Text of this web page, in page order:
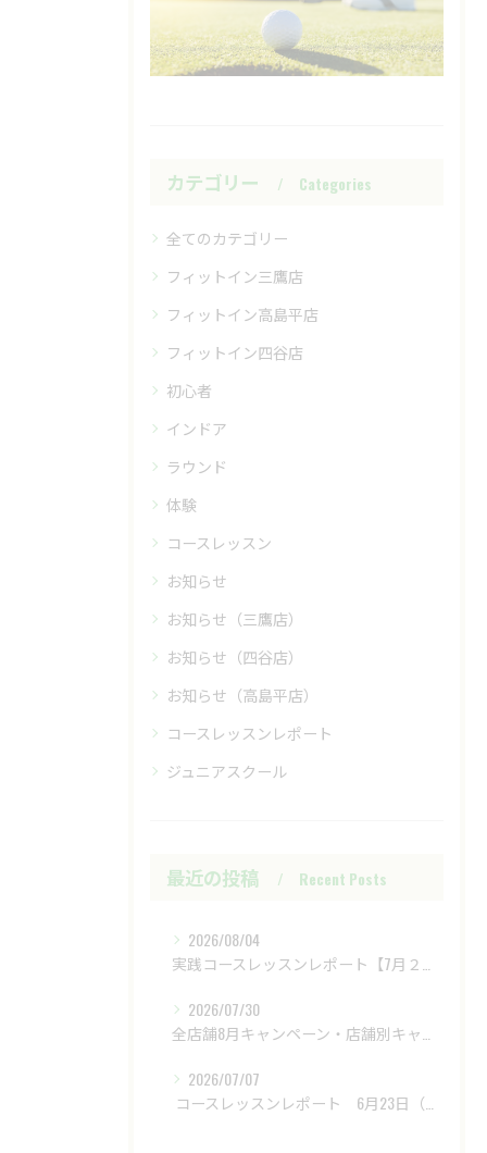
カテゴリー Categories
全てのカテゴリー
フィットイン三鷹店
フィットイン高島平店
フィットイン四谷店
初心者
インドア
ラウンド
体験
コースレッスン
お知らせ
お知らせ（三鷹店）
お知らせ（四谷店）
お知らせ（高島平店）
コースレッスンレポート
ジュニアスクール
最近の投稿 Recent Posts
2026/08/04
2026/07/30
2026/07/07